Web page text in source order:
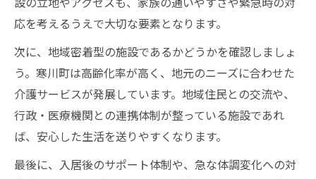
応を考えるうえで大切な要素となります。
次に、地域密着型の施設であるかどうかを確認しましょ
う。寒川町は高齢化率が高く、地元のニーズに合わせた
介護サービスが発展しています。地域住民との交流や、
行政・医療機関との連携体制が整っている施設であれ
ば、安心した生活を送りやすくなります。
最後に、入居後のサポート体制や、急な体調変化への対